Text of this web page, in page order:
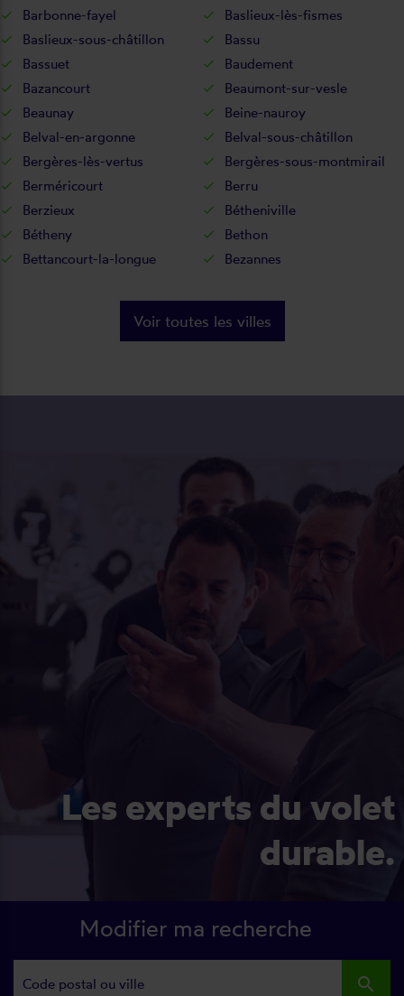
Barbonne-fayel
Baslieux-lès-fismes
Baslieux-sous-châtillon
Bassu
Bassuet
Baudement
Bazancourt
Beaumont-sur-vesle
Beaunay
Beine-nauroy
Belval-en-argonne
Belval-sous-châtillon
Bergères-lès-vertus
Bergères-sous-montmirail
Berméricourt
Berru
Berzieux
Bétheniville
Bétheny
Bethon
Bettancourt-la-longue
Bezannes
Voir toutes les villes
Les experts du volet
durable.
Modifier ma recherche
search